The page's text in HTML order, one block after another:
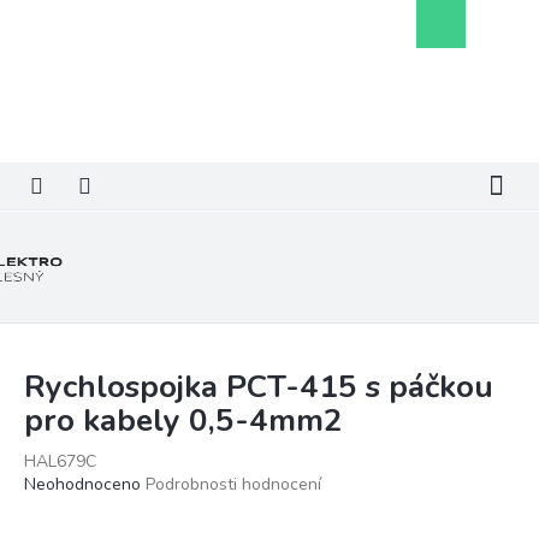
košík
Rychlospojka PCT-415 s páčkou
pro kabely 0,5-4mm2
HAL679C
Průměrné
Neohodnoceno Podrobnosti hodnocení